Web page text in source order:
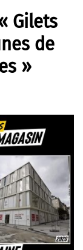
Gilets
de
»